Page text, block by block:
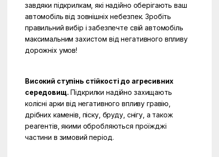
завдяки підкрилкам, які надійно оберігають ваш
автомобіль від зовнішніх небезпек. Зробіть
правильний вибір і забезпечте свій автомобіль
максимальним захистом від негативного впливу
дорожніх умов!
Високий ступінь стійкості до агресивних
середовищ. Підкрилки надійно захищають
колісні арки від негативного впливу гравію,
дрібних каменів, піску, бруду, снігу, а також
реагентів, якими обробляються проїжджі
частини в зимовий період.